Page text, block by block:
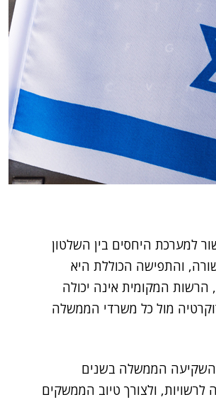
למערכת היחסים בין השלטון
במשורה, והתפישה הכוללת היא
המקומית אינה יכולה
מול כל משרדי הממשלה
השקיעה הממשלה בשנים
ולצורך טיוב הממשקים